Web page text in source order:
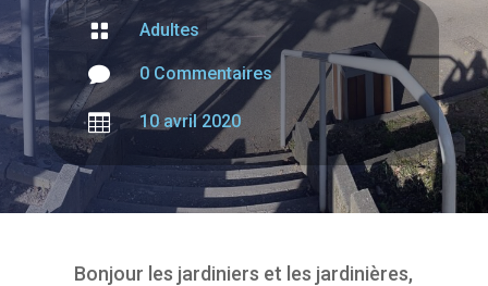
 Adultes
 0 Commentaires
 10 avril 2020
Bonjour les jardiniers et les jardinières,